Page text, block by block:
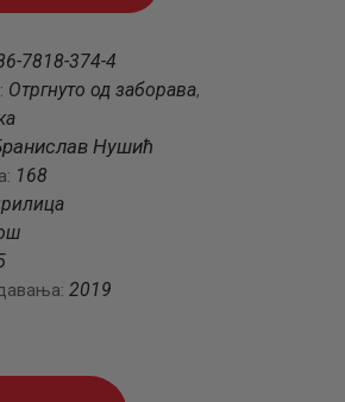
7818-374-4
Отргнуто од заборава,
Нушић
168
2019